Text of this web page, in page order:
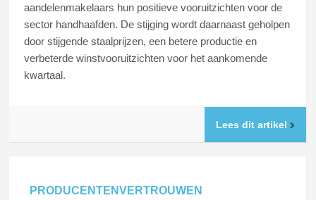
aandelenmakelaars hun positieve vooruitzichten voor de
sector handhaafden. De stijging wordt daarnaast geholpen
door stijgende staalprijzen, een betere productie en
verbeterde winstvooruitzichten voor het aankomende
kwartaal.
Lees dit artikel
PRODUCENTENVERTROUWEN